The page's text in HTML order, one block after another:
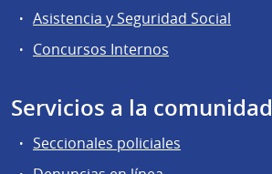
Asistencia y Seguridad Social
Concursos Internos
Servicios a la comunidad
Seccionales policiales